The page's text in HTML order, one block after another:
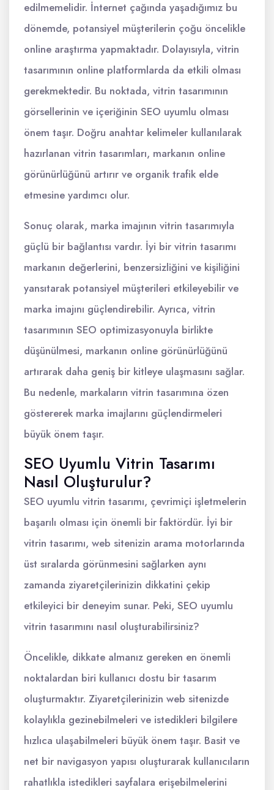
edilmemelidir. İnternet çağında yaşadığımız bu
dönemde, potansiyel müşterilerin çoğu öncelikle
online araştırma yapmaktadır. Dolayısıyla, vitrin
tasarımının online platformlarda da etkili olması
gerekmektedir. Bu noktada, vitrin tasarımının
görsellerinin ve içeriğinin SEO uyumlu olması
önem taşır. Doğru anahtar kelimeler kullanılarak
hazırlanan vitrin tasarımları, markanın online
görünürlüğünü artırır ve organik trafik elde
etmesine yardımcı olur.
Sonuç olarak, marka imajının vitrin tasarımıyla
güçlü bir bağlantısı vardır. İyi bir vitrin tasarımı
markanın değerlerini, benzersizliğini ve kişiliğini
yansıtarak potansiyel müşterileri etkileyebilir ve
marka imajını güçlendirebilir. Ayrıca, vitrin
tasarımının SEO optimizasyonuyla birlikte
düşünülmesi, markanın online görünürlüğünü
artırarak daha geniş bir kitleye ulaşmasını sağlar.
Bu nedenle, markaların vitrin tasarımına özen
göstererek marka imajlarını güçlendirmeleri
büyük önem taşır.
SEO Uyumlu Vitrin Tasarımı
Nasıl Oluşturulur?
SEO uyumlu vitrin tasarımı, çevrimiçi işletmelerin
başarılı olması için önemli bir faktördür. İyi bir
vitrin tasarımı, web sitenizin arama motorlarında
üst sıralarda görünmesini sağlarken aynı
zamanda ziyaretçilerinizin dikkatini çekip
etkileyici bir deneyim sunar. Peki, SEO uyumlu
vitrin tasarımını nasıl oluşturabilirsiniz?
Öncelikle, dikkate almanız gereken en önemli
noktalardan biri kullanıcı dostu bir tasarım
oluşturmaktır. Ziyaretçilerinizin web sitenizde
kolaylıkla gezinebilmeleri ve istedikleri bilgilere
hızlıca ulaşabilmeleri büyük önem taşır. Basit ve
net bir navigasyon yapısı oluşturarak kullanıcıların
rahatlıkla istedikleri sayfalara erişebilmelerini